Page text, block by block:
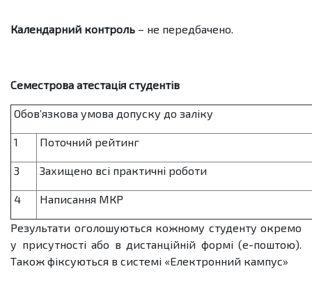
Календарний контроль – не передбачено.
Семестрова атестація студентів
Обов’язкова умова допуску до заліку
1 Поточний рейтинг
3 Захищено всі практичні роботи
4 Написання МКР
Результати оголошуються кожному студенту окремо
у присутності або в дистанційній формі (е-поштою).
Також фіксуються в системі «Електронний кампус»